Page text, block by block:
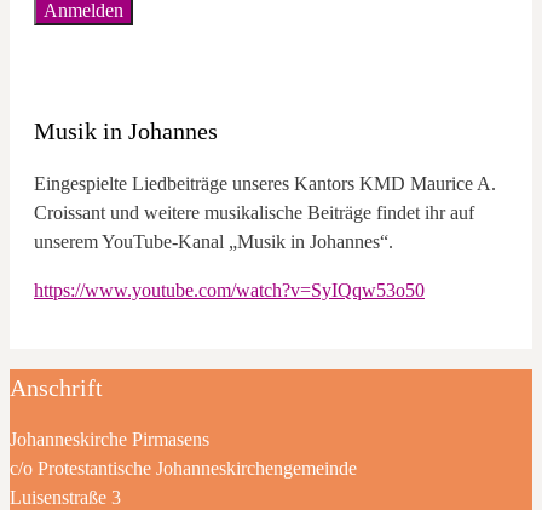
Musik in Johannes
Eingespielte Liedbeiträge unseres Kantors KMD Maurice A.
Croissant und weitere musikalische Beiträge findet ihr auf
unserem YouTube-Kanal „Musik in Johannes“.
https://www.youtube.com/watch?v=SyIQqw53o50
Anschrift
Johanneskirche Pirmasens
c/o Protestantische Johanneskirchengemeinde
Luisenstraße 3